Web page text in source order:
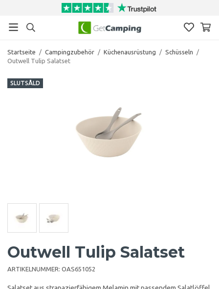
Startseite / Campingzubehör / Küchenausrüstung / Schüsseln
/
Outwell Tulip Salatset
SLUTSÅLD
Outwell Tulip Salatset
ARTIKELNUMMER: OAS651052